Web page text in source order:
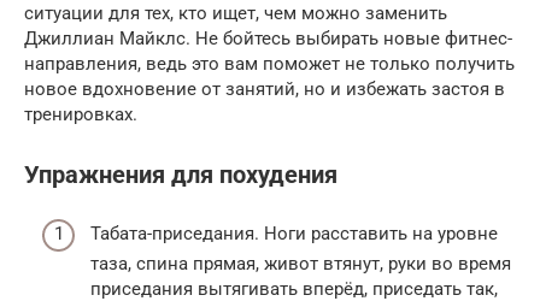
ситуации для тех, кто ищет, чем можно заменить
Джиллиан Майклс. Не бойтесь выбирать новые фитнес-
направления, ведь это вам поможет не только получить
новое вдохновение от занятий, но и избежать застоя в
тренировках.
Упражнения для похудения
Табата-приседания. Ноги расставить на уровне
таза, спина прямая, живот втянут, руки во время
приседания вытягивать вперёд, приседать так,